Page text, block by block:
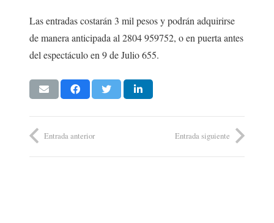
Las entradas costarán 3 mil pesos y podrán adquirirse
de manera anticipada al 2804 959752, o en puerta antes
del espectáculo en 9 de Julio 655.
Entrada anterior Entrada siguiente